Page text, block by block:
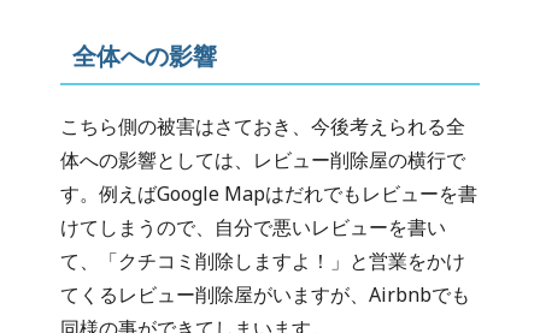
全体への影響
こちら側の被害はさておき、今後考えられる全
体への影響としては、レビュー削除屋の横行で
す。例えばGoogle Mapはだれでもレビューを書
けてしまうので、自分で悪いレビューを書い
て、「クチコミ削除しますよ！」と営業をかけ
てくるレビュー削除屋がいますが、Airbnbでも